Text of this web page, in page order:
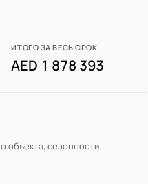
ИТОГО ЗА ВЕСЬ СРОК
AED 1 878 393
объекта, сезонности